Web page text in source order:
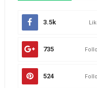
3.5k
735
524